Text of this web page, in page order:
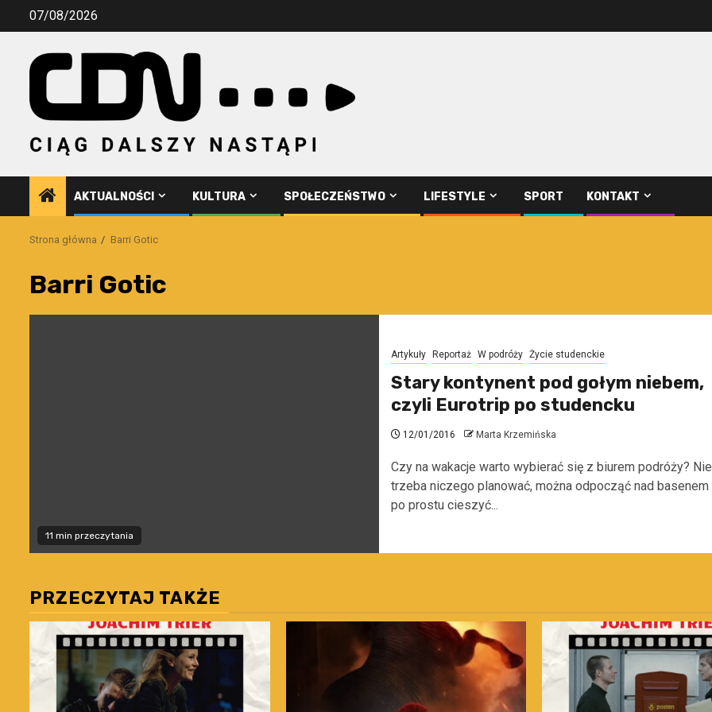
Przejdź07/08/2026
AKTUALNOŚCI KULTURA SPOŁECZEŃSTWO LIFESTYLE SPORT KONTAKT
Strona główna Barri Gotic
Barri Gotic
11 min przeczytania
Artykuły Reportaż W podróży Życie studenckie
Stary kontynent pod gołym niebem,
czyli Eurotrip po studencku
12/01/2016 Marta Krzemińska
Czy na wakacje warto wybierać się z biurem podróży? Nie
trzeba niczego planować, można odpocząć nad basenem
po prostu cieszyć...
PRZECZYTAJ TAKŻE